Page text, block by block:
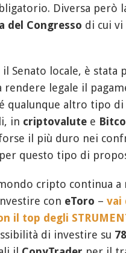
Diversa però
del Congresso di cui vi
Senato locale, è stata
rendere legale il
qualunque altro tipo
in criptovalutee
il più duro nei
questo tipo di
cripto continua a
con eToro – vai
il top degli
di investire su